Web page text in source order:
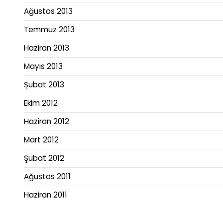
Ağustos 2013
Temmuz 2013
Haziran 2013
Mayıs 2013
Şubat 2013
Ekim 2012
Haziran 2012
Mart 2012
Şubat 2012
Ağustos 2011
Haziran 2011